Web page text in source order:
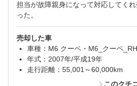
担当が故障親身になって対応してく
った。
売却した車
車種：M6 クーペ・M6_クーペ
年式：2007年/平成19年
走行距離：55,001～60,000km
このクチ